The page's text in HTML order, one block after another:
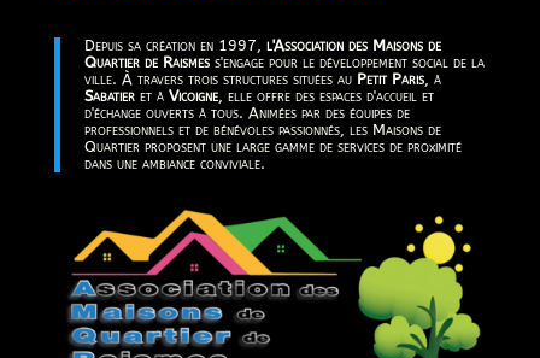
Depuis sa création en 1997, l'Association des Maisons de
Quartier de Raismes s'engage pour le développement social de la
ville. À travers trois structures situées au Petit Paris, à
Sabatier et à Vicoigne, elle offre des espaces d'accueil et
d'échange ouverts à tous. Animées par des équipes de
professionnels et de bénévoles passionnés, les Maisons de
Quartier proposent une large gamme de services de proximité
dans une ambiance conviviale.